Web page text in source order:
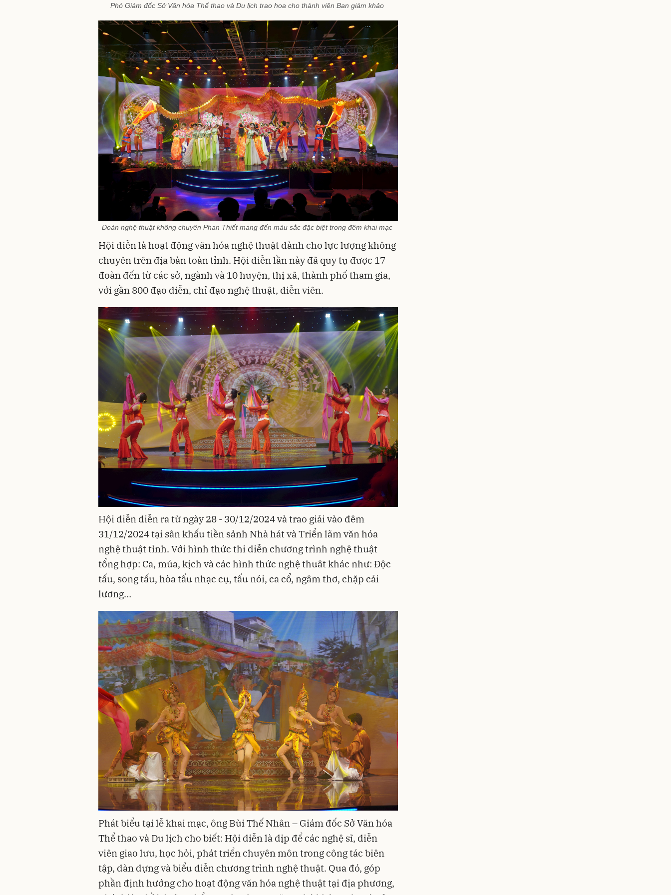
Phó Giám đốc Sở Văn hóa Thể thao và Du lịch trao hoa cho thành viên Ban giám khảo
Đoàn nghệ thuật không chuyên Phan Thiết mang đến màu sắc đặc biệt trong đêm khai mạc
Hội diễn là hoạt động văn hóa nghệ thuật dành cho lực lượng không
chuyên trên địa bàn toàn tỉnh. Hội diễn lần này đã quy tụ được 17
đoàn đến từ các sở, ngành và 10 huyện, thị xã, thành phố tham gia,
với gần 800 đạo diễn, chỉ đạo nghệ thuật, diễn viên.
Hội diễn diễn ra từ ngày 28 - 30/12/2024 và trao giải vào đêm
31/12/2024 tại sân khấu tiền sảnh Nhà hát và Triển lãm văn hóa
nghệ thuật tỉnh. Với hình thức thi diễn chương trình nghệ thuật
tổng hợp: Ca, múa, kịch và các hình thức nghệ thuâtkhác như: Độc
tấu, song tấu, hòa tấu nhạc cụ, tấu nói, ca cổ, ngâm thơ, chặp cải
lương…
Phátbiểu tại lễ khai mạc, ông Bùi Thế Nhân – Giám đốc Sở Văn hóa
Thể thao và Du lịch cho biết: Hội diễnlà dịp để các nghệ sĩ, diễn
viên giao lưu, học hỏi, phát triển chuyên môn trong công tác biên
tập, dàn dựng và biểu diễn chương trình nghệ thuật. Qua đó, góp
phần định hướng cho hoạt động văn hóa nghệ thuật tại địa phương,